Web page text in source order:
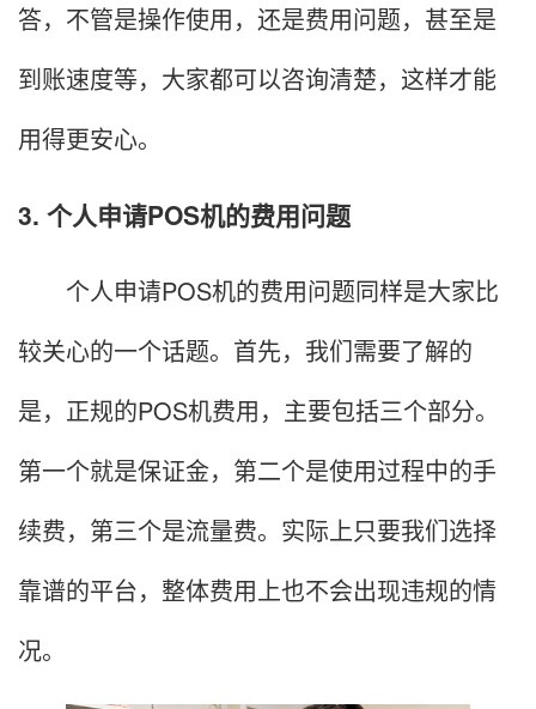
答，不管是操作使用，还是费用问题，甚至是
到账速度等，大家都可以咨询清楚，这样才能
用得更安心。
3. 个人申请POS机的费用问题
个人申请POS机的费用问题同样是大家比
较关心的一个话题。首先，我们需要了解的
是，正规的POS机费用，主要包括三个部分。
第一个就是保证金，第二个是使用过程中的手
续费，第三个是流量费。实际上只要我们选择
靠谱的平台，整体费用上也不会出现违规的情
况。